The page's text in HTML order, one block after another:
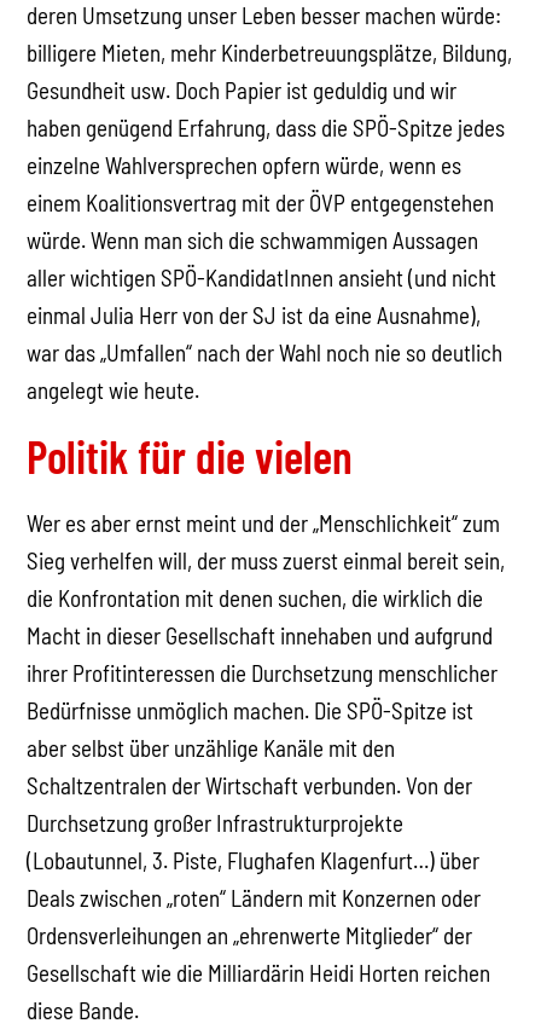
deren Umsetzung unser Leben besser machen würde:
billigere Mieten, mehr Kinder­betreuungsplätze, Bildung,
Gesundheit usw. Doch Papier ist geduldig und wir
haben genügend Erfahrung, dass die SPÖ-Spitze jedes
einzelne Wahlversprechen opfern würde, wenn es
einem Koalitionsvertrag mit der ÖVP entgegenstehen
würde. Wenn man sich die schwammigen Aussagen
aller wichtigen SPÖ-KandidatInnen ansieht (und nicht
einmal Julia Herr von der SJ ist da eine Ausnahme),
war das „Umfallen“ nach der Wahl noch nie so deutlich
angelegt wie heute.
Politik für die vielen
Wer es aber ernst meint und der „Menschlichkeit“ zum
Sieg verhelfen will, der muss zuerst einmal bereit sein,
die Konfrontation mit denen suchen, die wirklich die
Macht in dieser Gesellschaft innehaben und aufgrund
ihrer Profitinteressen die Durchsetzung menschlicher
Bedürfnisse unmöglich machen. Die SPÖ-Spitze ist
aber selbst über unzählige Kanäle mit den
Schaltzentralen der Wirtschaft verbunden. Von der
Durchsetzung großer Infrastrukturprojekte
(Lobautunnel, 3. Piste, Flughafen Klagenfurt…) über
Deals zwischen „roten“ Ländern mit Konzernen oder
Ordensverleihungen an „ehrenwerte Mitglieder“ der
Gesellschaft wie die Milliardärin Heidi Horten reichen
diese Bande.